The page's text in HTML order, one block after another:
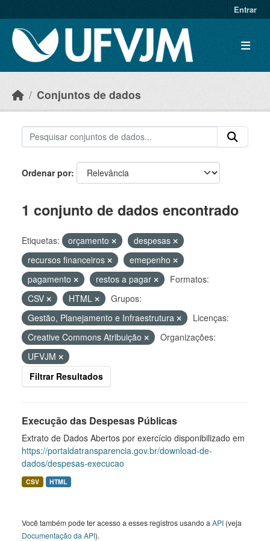
Entrar
Conjuntos de dados
Ordenar por
1 conjunto de dados encontrado
Etiquetas: orçamento
despesas
recursos financeiros
emepenho
pagamento
restos a pagar
Formatos:
CSV
HTML
Grupos:
Gestão, Planejamento e Infraestrutura
Licenças:
Creative Commons Atribuição
Organizações:
UFVJM
Filtrar Resultados
Execução das Despesas Públicas
Extrato de Dados Abertos por exercício disponibilizado em
https://portaldatransparencia.gov.br/download-de-
dados/despesas-execucao
CSV HTML
Você também pode ter acesso a esses registros usando a API (veja
Documentação da API).